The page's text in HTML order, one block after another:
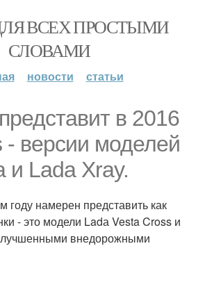
ВСЕХ ПРОСТЫМИ
СЛОВАМИ
новости статьи
в 2016
- версии моделей
и Ladа Xray.
году намерен представить как
- это модели Ladа Vesta Cross и
внедорожными